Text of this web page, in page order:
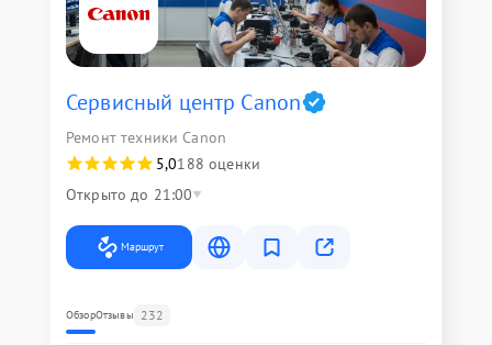
Сервисный центр Canon
Ремонт техники Canon
5,0188 оценки
Открыто до 21:00
Маршрут
ОбзорОтзывы 232